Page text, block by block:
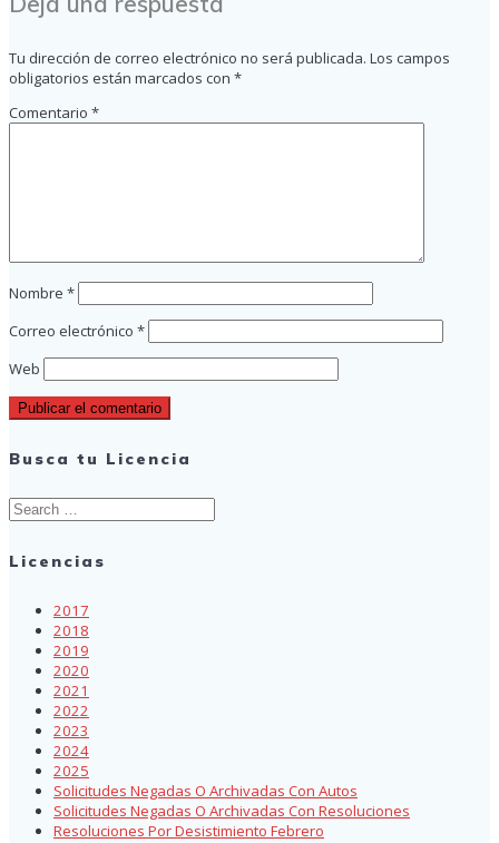
entradas
Tu dirección de correo electrónico no será publicada. Los campos
obligatorios están marcados con *
Comentario *
Nombre *
Correo electrónico *
Web
Busca tu Licencia
Search
for:
Licencias
2017
2018
2019
2020
2021
2022
2023
2024
2025
Solicitudes Negadas O Archivadas Con Autos
Solicitudes Negadas O Archivadas Con Resoluciones
Resoluciones Por Desistimiento Febrero